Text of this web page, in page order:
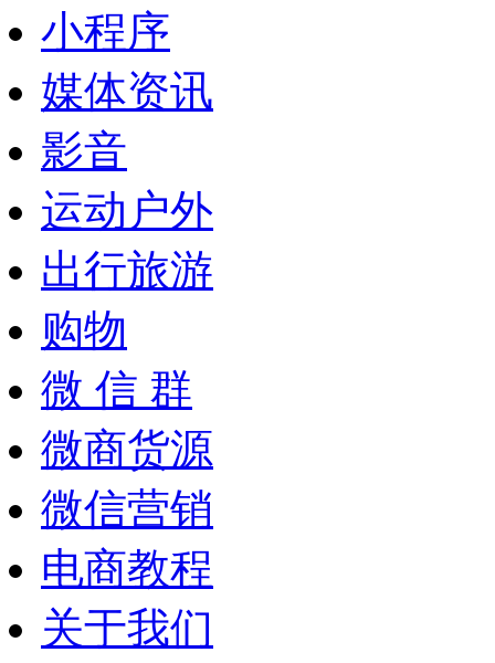
小程序
媒体资讯
影音
运动户外
出行旅游
购物
微 信 群
微商货源
微信营销
电商教程
关于我们